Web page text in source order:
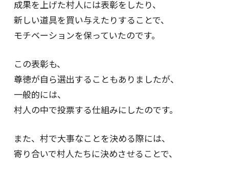
成果を上げた村人には表彰をしたり、
新しい道具を買い与えたりすることで、
モチベーションを保っていたのです。
この表彰も、
尊徳が自ら選出することもありましたが、
一般的には、
村人の中で投票する仕組みにしたのです。
また、村で大事なことを決める際には、
寄り合いで村人たちに決めさせることで、